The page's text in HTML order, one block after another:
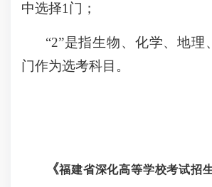
中选择1门；
“2”是指生物、化学、地理
门作为选考科目。
《福建省深化高等学校考试招